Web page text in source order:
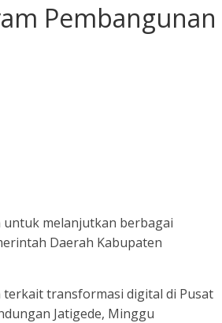
Pembangunan
untuk melanjutkan berbagai
Daerah Kabupaten
terkait transformasi digital di Pusat
Jatigede, Minggu